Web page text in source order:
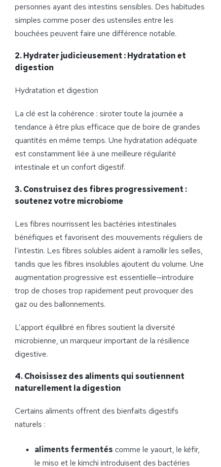
personnes ayant des intestins sensibles. Des habitudes
simples comme poser des ustensiles entre les
bouchées peuvent faire une différence notable.
2. Hydrater judicieusement :Hydratation et
digestion
Hydratation et digestion
La clé est la cohérence : siroter toute la journée a
tendance à être plus efficace que de boire de grandes
quantités en même temps. Une hydratation adéquate
est constamment liée à une meilleure régularité
intestinale et un confort digestif.
3.Construisez des fibres progressivement :
soutenez votre microbiome
Les fibres nourrissent les bactéries intestinales
bénéfiques et favorisent des mouvements réguliers de
l’intestin. Les fibres solubles aident à ramollir les selles,
tandis que les fibres insolubles ajoutent du volume. Une
augmentation progressive est essentielle—introduire
trop de choses trop rapidement peut provoquer des
gaz ou des ballonnements.
L’apport équilibré en fibres soutient la diversité
microbienne, un marqueur important de la résilience
digestive.
4. Choisissez des aliments qui soutiennent
naturellement la digestion
Certains aliments offrent des bienfaits digestifs
naturels :
aliments fermentés comme le yaourt, le kéfir,
le miso et le kimchi introduisent des bactéries